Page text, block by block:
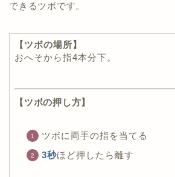
できるツボです。
【ツボの場所】
おへそから指4本分下。
【ツボの押し方】
ツボに両手の指を当てる
3秒ほど押したら離す